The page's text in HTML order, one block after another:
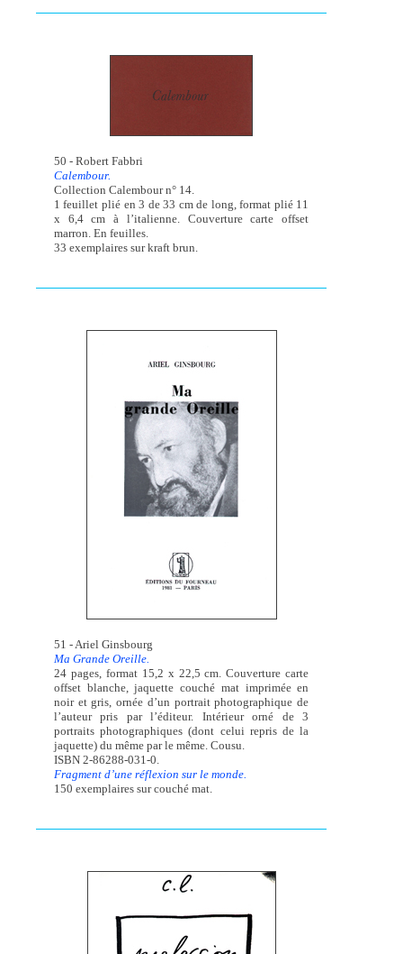
50 - Robert Fabbri
Calembour.
Collection Calembour n° 14.
1 feuillet plié en 3 de 33 cm de long, format plié 11
x 6,4 cm à l’italienne. Couverture carte offset
marron. En feuilles.
33 exemplaires sur kraft brun.
51 - Ariel Ginsbourg
Ma Grande Oreille.
24 pages, format 15,2 x 22,5 cm. Couverture carte
offset blanche, jaquette couché mat imprimée en
noir et gris, ornée d’un portrait photographique de
l’auteur pris par l’éditeur. Intérieur orné de 3
portraits photographiques (dont celui repris de la
jaquette) du même par le même. Cousu.
ISBN 2-86288-031-0.
Fragment d’une réflexion sur le monde.
150 exemplaires sur couché mat.